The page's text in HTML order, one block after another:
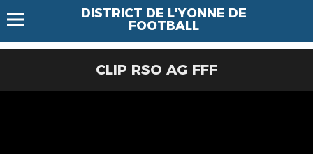
DISTRICT DE L'YONNE DE
FOOTBALL
CLIP RSO AG FFF